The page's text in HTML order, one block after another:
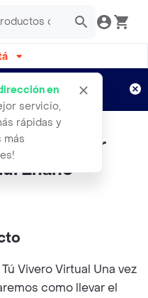
en
servicio,
rápidas y
más
Aplican TyC
De Flor
Enano
Vivero Virtual Una vez
como llevar el